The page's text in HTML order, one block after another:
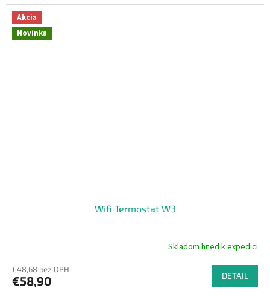
Akcia
Novinka
Wifi Termostat W3
produktu
je
Skladom hned k expedici
€48,68 bez DPH
€58,90 DETAIL